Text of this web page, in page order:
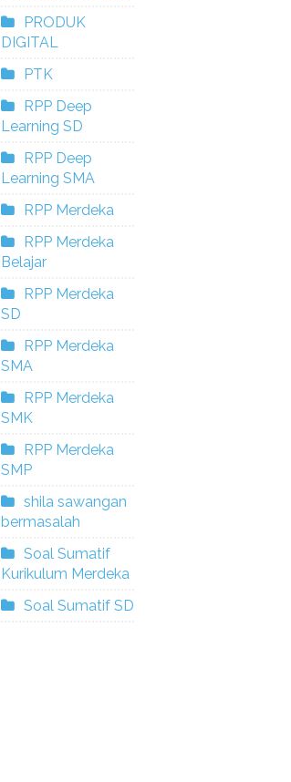
PRODUK
DIGITAL
PTK
RPP Deep
Learning SD
RPP Deep
Learning SMA
RPP Merdeka
RPP Merdeka
Belajar
RPP Merdeka
SD
RPP Merdeka
SMA
RPP Merdeka
SMK
RPP Merdeka
SMP
shila sawangan
bermasalah
Soal Sumatif
Kurikulum Merdeka
Soal Sumatif SD